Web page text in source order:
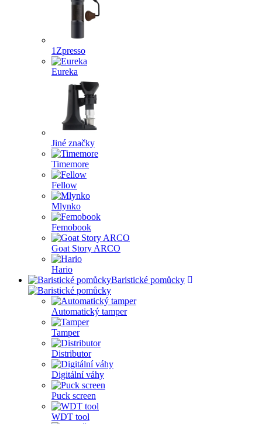
1Zpresso
Eureka
Jiné značky
Timemore
Fellow
Mlynko
Femobook
Goat Story ARCO
Hario
Baristické pomůcky
Automatický tamper
Tamper
Distributor
Digitální váhy
Puck screen
WDT tool